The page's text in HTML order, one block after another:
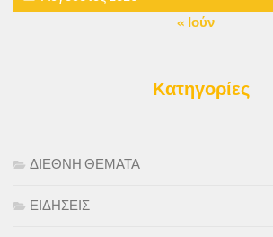
« Ιούν
Κατηγορίες
ΔΙΕΘΝΗ ΘΕΜΑΤΑ
ΕΙΔΗΣΕΙΣ